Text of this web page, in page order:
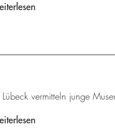
Lübeck vermitteln junge